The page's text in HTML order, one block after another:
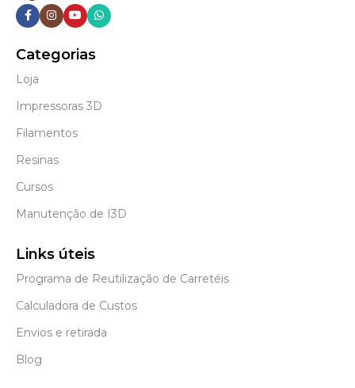
Categorias
Loja
Impressoras 3D
Filamentos
Resinas
Cursos
Manutenção de I3D
Links úteis
Programa de Reutilização de Carretéis
Calculadora de Custos
Envios e retirada
Blog